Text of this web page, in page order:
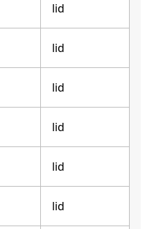
lid
lid
lid
lid
lid
lid